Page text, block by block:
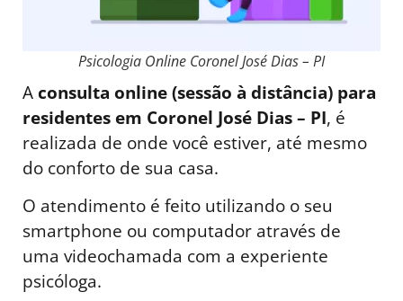
Psicologia Online Coronel José Dias – PI
Aconsulta online (sessão à distância) para
residentes em Coronel José Dias – PI, é
realizada de onde você estiver, até mesmo
do conforto de sua casa.
O atendimento é feito utilizando o seu
smartphone ou computador através de
uma videochamada com a experiente
psicóloga.